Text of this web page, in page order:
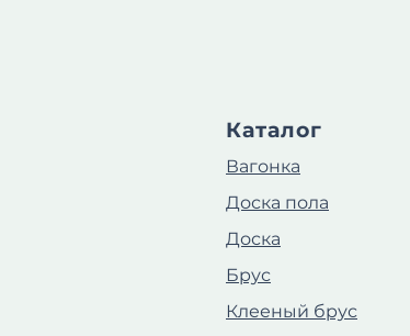
Каталог
Вагонка
Доска пола
Доска
Брус
Клееный брус